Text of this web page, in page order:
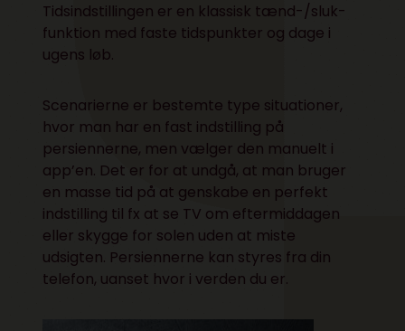
Tidsindstillingen er en klassisk tænd-/sluk-
funktion med faste tidspunkter og dage i
ugens løb.
Scenarierne er bestemte type situationer,
hvor man har en fast indstilling på
persiennerne, men vælger den manuelt i
app’en. Det er for at undgå, at man bruger
en masse tid på at genskabe en perfekt
indstilling til fx at se TV om eftermiddagen
eller skygge for solen uden at miste
udsigten. Persiennerne kan styres fra din
telefon, uanset hvor i verden du er.